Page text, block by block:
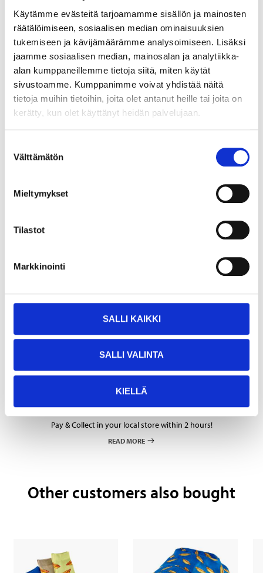
Käytämme evästeitä tarjoamamme sisällön ja mainosten
räätälöimiseen, sosiaalisen median ominaisuuksien
tukemiseen ja kävijämäärämme analysoimiseen. Lisäksi
jaamme sosiaalisen median, mainosalan ja analytiikka-
alan kumppaneillemme tietoja siitä, miten käytät
sivustoamme. Kumppanimme voivat yhdistää näitä
tietoja muihin tietoihin, joita olet antanut heille tai joita on
kerätty, kun olet käyttänyt heidän palvelujaan.
valinta
Välttämätön
Mieltymykset
Tilastot
Markkinointi
SALLI KAIKKI
SALLI VALINTA
KIELLÄ
Sports Socks "Biltemakörv", 3
pairs, size 40–42
Size: 40–42
In stock in 25 store
Sold online
Sports Socks “Biltema Hot Dog”,
Pay & Collect
Pay & Collect in your local store within 2 hours!
READ MORE
Other customers also bought